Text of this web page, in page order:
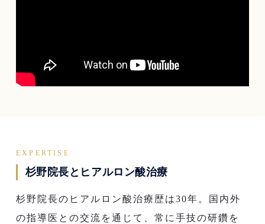
EXPERTISE
杉野院長とヒアルロン酸治療
杉野院長のヒアルロン酸治療歴は30年。国内外
の指導医との交流を通じて、常に手技の研鑽を